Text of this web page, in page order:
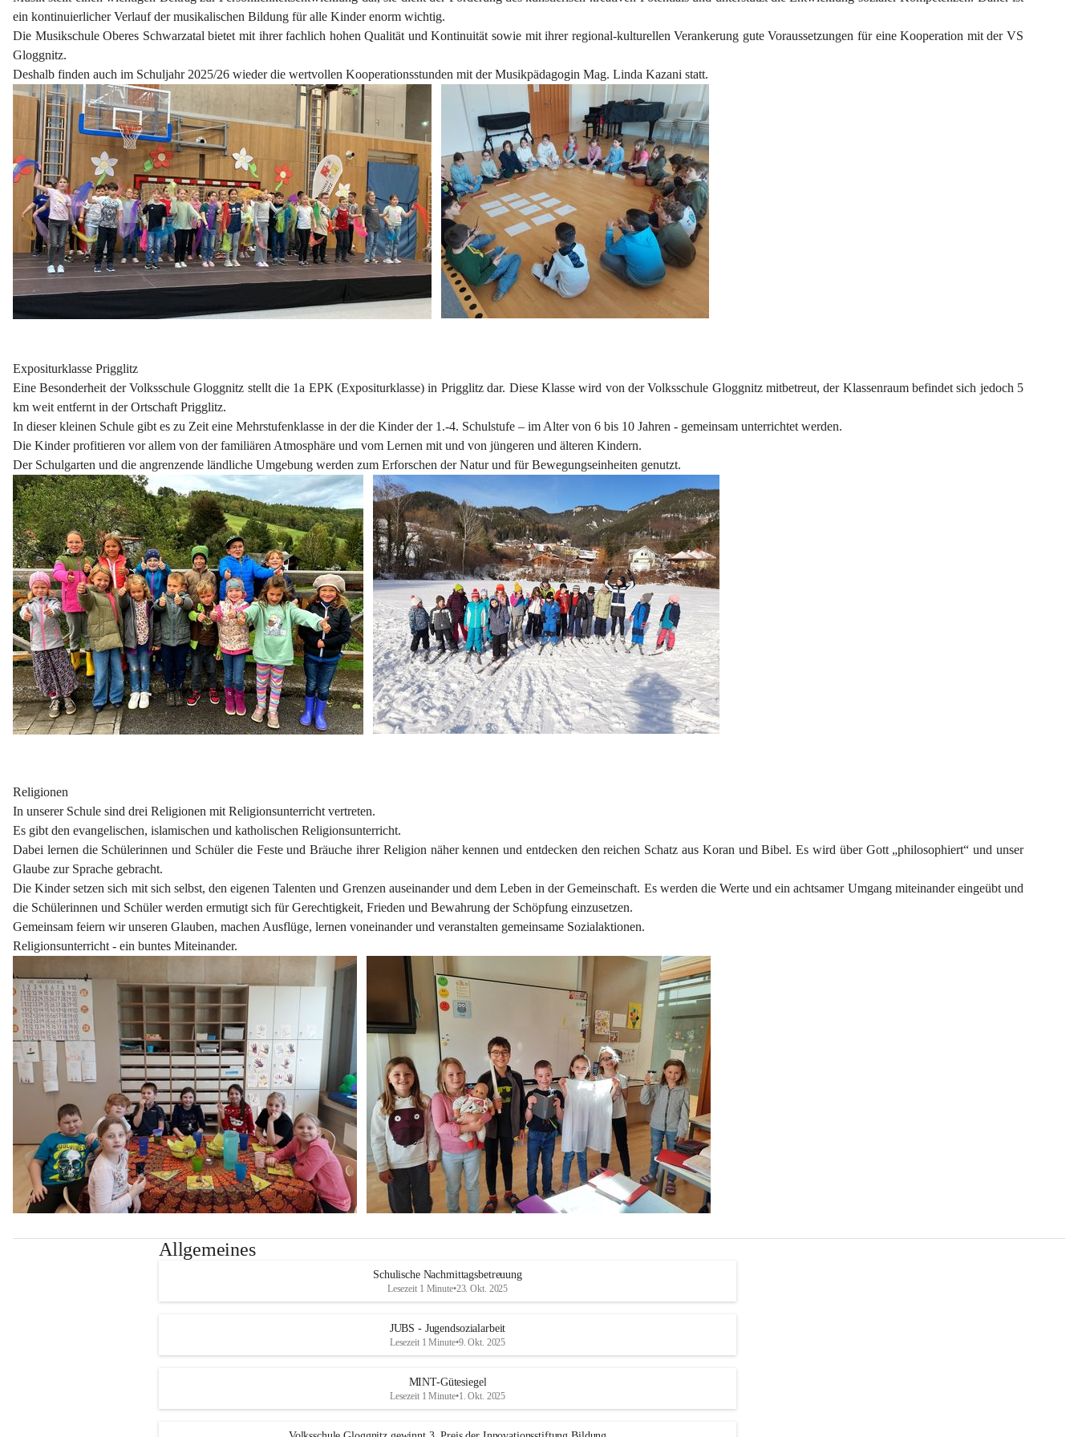
ein kontinuierlicher Verlauf der musikalischen Bildung für alle Kinder enorm wichtig.
Die Musikschule Oberes Schwarzatal bietet mit ihrer fachlich hohen Qualität und Kontinuität sowie mit ihrer regional-kulturellen Verankerung gute Voraussetzungen für eine Kooperation mit der VS
Gloggnitz.
Deshalb finden auch im Schuljahr 2025/26 wieder die wertvollen Kooperationsstunden mit der Musikpädagogin Mag. Linda Kazani statt.
Expositurklasse Prigglitz
Eine Besonderheit der Volksschule Gloggnitz stellt die 1a EPK (Expositurklasse) in Prigglitz dar. Diese Klasse wird von der Volksschule Gloggnitz mitbetreut, der Klassenraum befindet sich jedoch 5
km weit entfernt in der Ortschaft Prigglitz.
In dieser kleinen Schule gibt es zu Zeit eine Mehrstufenklasse in der die Kinder der 1.-4. Schulstufe – im Alter von 6 bis 10 Jahren - gemeinsam unterrichtet werden.
Die Kinder profitieren vor allem von der familiären Atmosphäre und vom Lernen mit und von jüngeren und älteren Kindern.
Der Schulgarten und die angrenzende ländliche Umgebung werden zum Erforschen der Natur und für Bewegungseinheiten genutzt.
Religionen
In unserer Schule sind drei Religionen mit Religionsunterricht vertreten.
Es gibt den evangelischen, islamischen und katholischen Religionsunterricht.
Dabei lernen die Schülerinnen und Schüler die Feste und Bräuche ihrer Religion näher kennen und entdecken den reichen Schatz aus Koran und Bibel. Es wird über Gott „philosophiert“ und unser
Glaube zur Sprache gebracht.
Die Kinder setzen sich mit sich selbst, den eigenen Talenten und Grenzen auseinander und dem Leben in der Gemeinschaft. Es werden die Werte und ein achtsamer Umgang miteinander eingeübt und
die Schülerinnen und Schüler werden ermutigt sich für Gerechtigkeit, Frieden und Bewahrung der Schöpfung einzusetzen.
Gemeinsam feiern wir unseren Glauben, machen Ausflüge, lernen voneinander und veranstalten gemeinsame Sozialaktionen.
Religionsunterricht - ein buntes Miteinander.
Allgemeines
Schulische Nachmittagsbetreuung
Lesezeit 1 Minute•23. Okt. 2025
JUBS - Jugendsozialarbeit
Lesezeit 1 Minute•9. Okt. 2025
MINT-Gütesiegel
Lesezeit 1 Minute•1. Okt. 2025